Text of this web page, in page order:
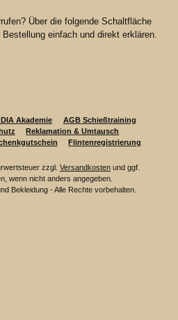
Über die folgende Schaltfläche
einfach und direkt erklären.
Akademie
AGB Schießtraining
Reklamation & Umtausch
Flintenregistrierung
zzgl. Versandkosten und ggf.
wenn nicht anders angegeben.
Bekleidung - Alle Rechte vorbehalten.